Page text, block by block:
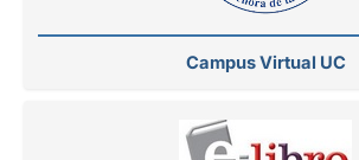
Campus Virtual UC